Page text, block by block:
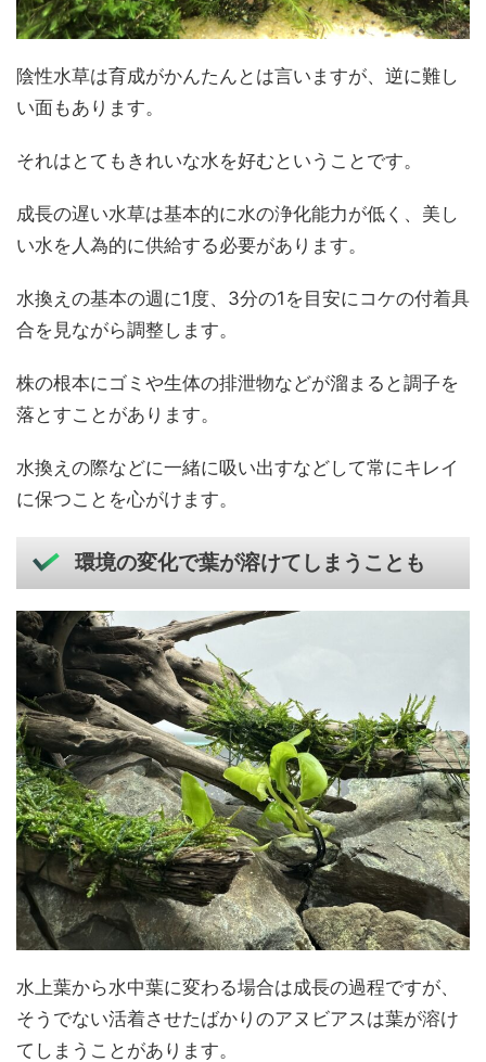
陰性水草は育成がかんたんとは言いますが、逆に難し
い面もあります。
それはとてもきれいな水を好むということです。
成長の遅い水草は基本的に水の浄化能力が低く、美し
い水を人為的に供給する必要があります。
水換えの基本の週に1度、3分の1を目安にコケの付着具
合を見ながら調整します。
株の根本にゴミや生体の排泄物などが溜まると調子を
落とすことがあります。
水換えの際などに一緒に吸い出すなどして常にキレイ
に保つことを心がけます。
環境の変化で葉が溶けてしまうことも
水上葉から水中葉に変わる場合は成長の過程ですが、
そうでない活着させたばかりのアヌビアスは葉が溶け
てしまうことがあります。